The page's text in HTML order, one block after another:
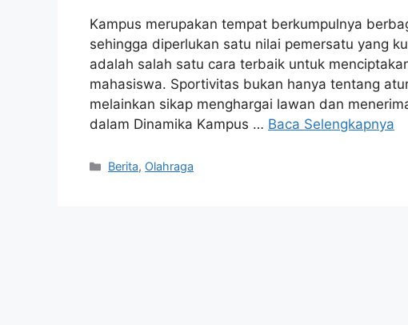
Kampus merupakan tempat berkumpulnya
sehingga diperlukan satu nilai pemersatu yang
adalah salah satu cara terbaik untuk
mahasiswa. Sportivitas bukan hanya tentang
melainkan sikap menghargai lawan dan
dalam Dinamika Kampus … Baca Selengkapnya
Kategori
Berita, Olahraga